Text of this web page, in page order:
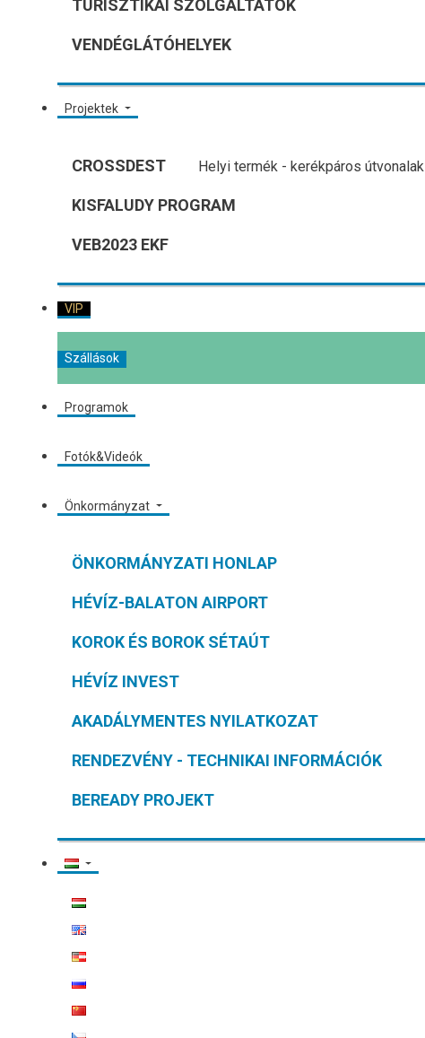
TURISZTIKAI SZOLGÁLTATÓK
VENDÉGLÁTÓHELYEK
Projektek
CROSSDEST Helyi termék - kerékpáros útvonalak
KISFALUDY PROGRAM
VEB2023 EKF
VIP
Szállások
Programok
Fotók&Videók
Önkormányzat
ÖNKORMÁNYZATI HONLAP
HÉVÍZ-BALATON AIRPORT
KOROK ÉS BOROK SÉTAÚT
HÉVÍZ INVEST
AKADÁLYMENTES NYILATKOZAT
RENDEZVÉNY - TECHNIKAI INFORMÁCIÓK
BEREADY PROJEKT